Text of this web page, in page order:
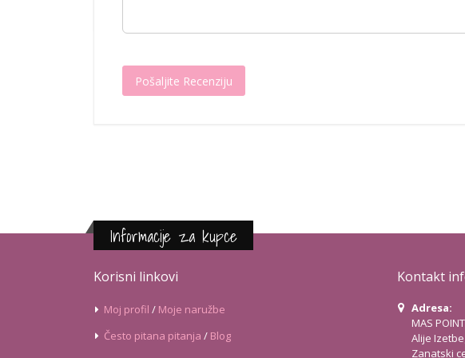
Pošaljite Recenziju
Informacije za kupce
Korisni linkovi
Moj profil / Moje naružbe
Često pitana pitanja / Blog
Kontakt
Adresa:
MAS
Alije
Zanatski